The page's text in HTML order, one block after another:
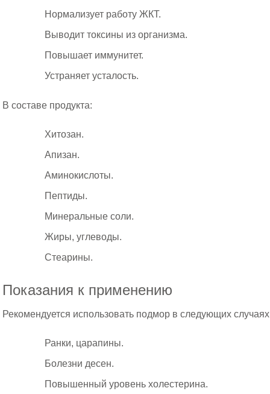
Нормализует работу ЖКТ.
Выводит токсины из организма.
Повышает иммунитет.
Устраняет усталость.
В составе продукта:
Хитозан.
Апизан.
Аминокислоты.
Пептиды.
Минеральные соли.
Жиры, углеводы.
Стеарины.
Показания к применению
Рекомендуется использовать подмор в следующих
Ранки, царапины.
Болезни десен.
Повышенный уровень холестерина.